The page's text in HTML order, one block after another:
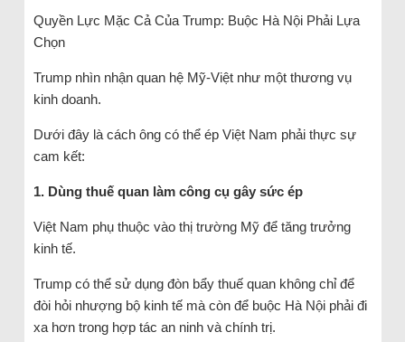
Quyền Lực Mặc Cả Của Trump: Buộc Hà Nội Phải Lựa
Chọn
Trump nhìn nhận quan hệ Mỹ-Việt như một thương vụ
kinh doanh.
Dưới đây là cách ông có thể ép Việt Nam phải thực sự
cam kết:
1. Dùng thuế quan làm công cụ gây sức ép
Việt Nam phụ thuộc vào thị trường Mỹ để tăng trưởng
kinh tế.
Trump có thể sử dụng đòn bẩy thuế quan không chỉ để
đòi hỏi nhượng bộ kinh tế mà còn để buộc Hà Nội phải đi
xa hơn trong hợp tác an ninh và chính trị.